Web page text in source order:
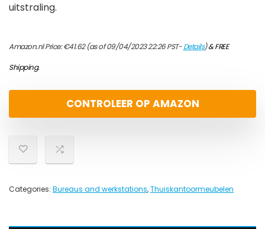
uitstraling.
Amazon.nl Price:€41.62(as of 09/04/2023 22:26 PST-Details)&FREE
Shipping.
CONTROLEER OP AMAZON
Categories: Bureaus and werkstations,Thuiskantoormeubelen